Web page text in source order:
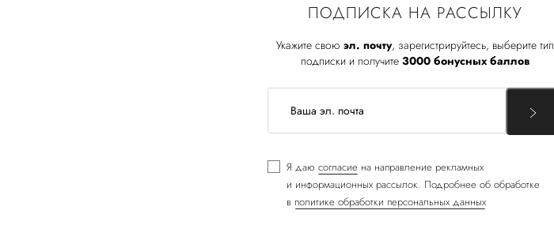
ПОДПИСКА НА РАССЫЛКУ
Укажите свою эл. почту, зарегистрируйтесь, выберите тип
подписки и получите 3000 бонусных баллов
Я даю согласие на направление рекламных
и информационных рассылок. Подробнее об обработке
в политике обработки персональных данных